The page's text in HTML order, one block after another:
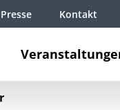
Presse Kontakt